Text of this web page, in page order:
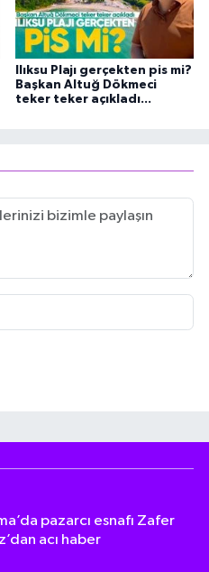
Ilıksu Plajı gerçekten pis mi?
Başkan Altuğ Dökmeci
teker teker açıkladı...
pazarcı esnafı Zafer
acı haber